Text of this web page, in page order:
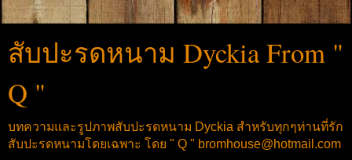
สับปะรดหนาม Dyckia From "
Q "
บทความและรูปภาพสับปะรดหนาม Dyckia สำหรับทุกๆท่านที่รัก
สับปะรดหนามโดยเฉพาะ โดย " Q " bromhouse@hotmail.com